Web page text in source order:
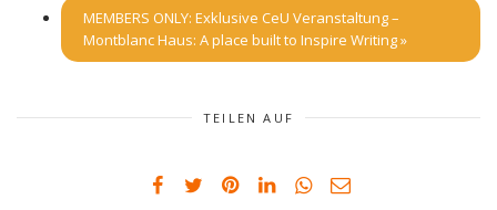
MEMBERS ONLY: Exklusive CeU Veranstaltung –
Montblanc Haus: A place built to Inspire Writing»
TEILEN AUF